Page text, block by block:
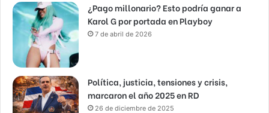
¿Pago millonario? Esto podría ganar a
Karol G por portada en Playboy
7 de abril de 2026
Política, justicia, tensiones y crisis,
marcaron el año 2025 en RD
26 de diciembre de 2025